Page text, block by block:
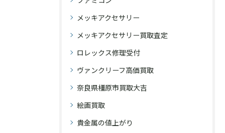
メッキアクセサリー
メッキアクセサリー買取査定
ロレックス修理受付
ヴァンクリーフ高価買取
奈良県橿原市買取大吉
絵画買取
貴金属の値上がり